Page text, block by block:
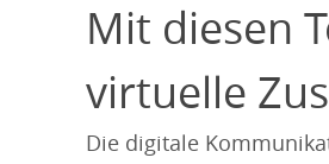
Mit diesen
virtuelle
Die digitale